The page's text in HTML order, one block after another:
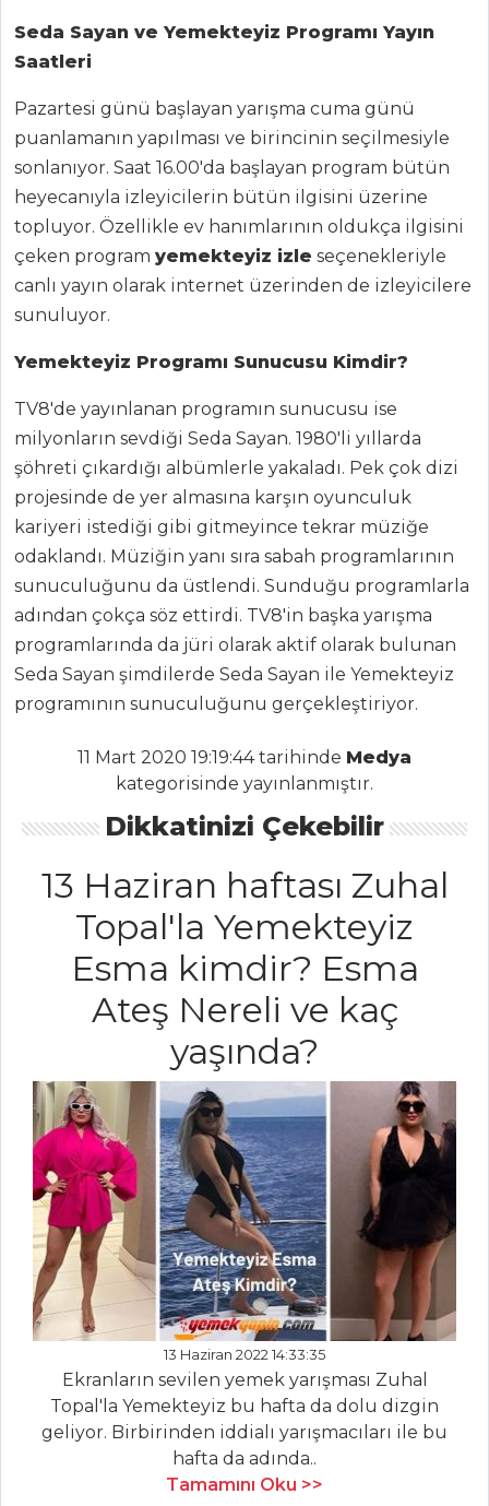
BALIK
YEMEKLERI
Portakallı Çipura
Karnabahar
Püreli Sütlü Dil
Balığı
Kurutulmuş
Domatesli Karides
Ve Avokado
Balık Yemekleri
Tüm Tarifleri
ÇORBALAR
Nohutlu Yoğurt
Çorbası
Oğmaç Çorbası
Kuru Etli Patates
Çorbası
Çorbalar Tüm
Tarifleri
MEZELER
Süzme Yoğurt
Yoğurtlu
Patlıcan Ezme
JUMBO
KARİDESLİ
NOODLE
Mezeler Tüm
PASTA VE
TATLILAR
İNCİRLİ SÜTLÜ
TATLI
ÇİLEKLİ PİRİNÇ
PASTASI
SAKIZ MACUNLU
Pasta ve Tatlılar
Tüm Tarifleri
Seda Sayan ve Yemekteyiz Programı Yayın
Saatleri
Pazartesi günü başlayan yarışma cuma günü
puanlamanın yapılması ve birincinin seçilmesiyle
sonlanıyor. Saat 16.00'da başlayan program bütün
heyecanıyla izleyicilerin bütün ilgisini üzerine
topluyor. Özellikle ev hanımlarının oldukça ilgisini
çeken program yemekteyiz izle seçenekleriyle
canlı yayın olarak internet üzerinden de izleyicilere
sunuluyor.
Yemekteyiz Programı Sunucusu Kimdir?
TV8'de yayınlanan programın sunucusu ise
milyonların sevdiği Seda Sayan. 1980'li yıllarda
şöhreti çıkardığı albümlerle yakaladı. Pek çok dizi
projesinde de yer almasına karşın oyunculuk
kariyeri istediği gibi gitmeyince tekrar müziğe
odaklandı. Müziğin yanı sıra sabah programlarının
sunuculuğunu da üstlendi. Sunduğu programlarla
adından çokça söz ettirdi. TV8'in başka yarışma
programlarında da jüri olarak aktif olarak bulunan
Seda Sayan şimdilerde Seda Sayan ile Yemekteyiz
programının sunuculuğunu gerçekleştiriyor.
11 Mart 2020 19:19:44 tarihinde Medya
kategorisinde yayınlanmıştır.
Dikkatinizi Çekebilir
13 Haziran haftası Zuhal
Topal'la Yemekteyiz
Esma kimdir? Esma
Ateş Nereli ve kaç
yaşında?
13 Haziran 2022 14:33:35
Ekranların sevilen yemek yarışması Zuhal
Topal'la Yemekteyiz bu hafta da dolu dizgin
geliyor. Birbirinden iddialı yarışmacıları ile bu
hafta da adında..
Tamamını Oku >>